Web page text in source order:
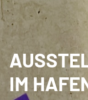
IM